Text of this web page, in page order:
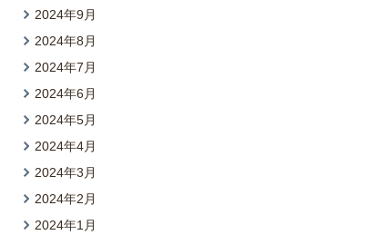
2024年9月
2024年8月
2024年7月
2024年6月
2024年5月
2024年4月
2024年3月
2024年2月
2024年1月